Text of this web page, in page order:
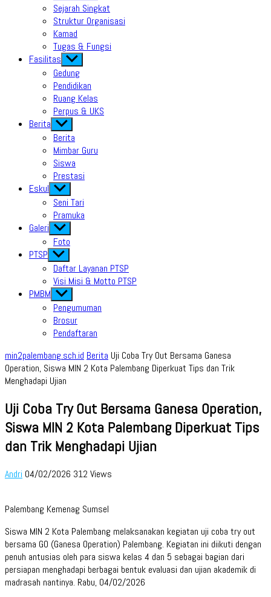
menu
Sejarah Singkat
Struktur Organisasi
Kamad
Tugas & Fungsi
Fasilitas Show
sub
menu
Gedung
Pendidikan
Ruang Kelas
Perpus & UKS
Berita Show
sub
menu
Berita
Mimbar Guru
Siswa
Prestasi
Eskul Show
sub
menu
Seni Tari
Pramuka
Galeri Show
sub
menu
Foto
PTSP Show
sub
menu
Daftar Layanan PTSP
Visi Misi & Motto PTSP
PMBM Show
sub
menu
Pengumuman
Brosur
Pendaftaran
min2palembang.sch.id Berita Uji Coba Try Out Bersama Ganesa
Operation, Siswa MIN 2 Kota Palembang Diperkuat Tips dan Trik
Menghadapi Ujian
Uji Coba Try Out Bersama Ganesa Operation,
Siswa MIN 2 Kota Palembang Diperkuat Tips
dan Trik Menghadapi Ujian
Andri 04/02/2026 312 Views
Palembang Kemenag Sumsel
Siswa MIN 2 Kota Palembang melaksanakan kegiatan uji coba try out
bersama GO (Ganesa Operation) Palembang. Kegiatan ini diikuti dengan
penuh antusias oleh para siswa kelas 4 dan 5 sebagai bagian dari
persiapan menghadapi berbagai bentuk evaluasi dan ujian akademik di
madrasah nantinya. Rabu, 04/02/2026